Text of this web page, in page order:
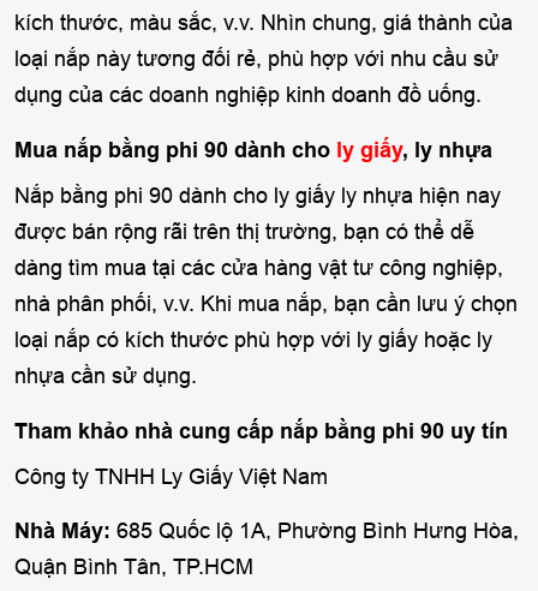
kích thước, màu sắc, v.v. Nhìn chung, giá thành của
loại nắp này tương đối rẻ, phù hợp với nhu cầu sử
dụng của các doanh nghiệp kinh doanh đồ uống.
Mua nắp bằng phi 90 dành cho ly giấy, ly nhựa
Nắp bằng phi 90 dành cho ly giấy ly nhựa hiện nay
được bán rộng rãi trên thị trường, bạn có thể dễ
dàng tìm mua tại các cửa hàng vật tư công nghiệp,
nhà phân phối, v.v. Khi mua nắp, bạn cần lưu ý chọn
loại nắp có kích thước phù hợp với ly giấy hoặc ly
nhựa cần sử dụng.
Tham khảo nhà cung cấp nắp bằng phi 90 uy tín
Công ty TNHH Ly Giấy Việt Nam
Nhà Máy: 685 Quốc lộ 1A, Phường Bình Hưng Hòa,
Quận Bình Tân, TP.HCM